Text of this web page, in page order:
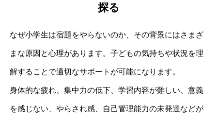
探る
なぜ小学生は宿題をやらないのか、その背景にはさまざ
まな原因と心理があります。子どもの気持ちや状況を理
解することで適切なサポートが可能になります。
身体的な疲れ、集中力の低下、学習内容が難しい、意義
を感じない、やらされ感、自己管理能力の未発達などが